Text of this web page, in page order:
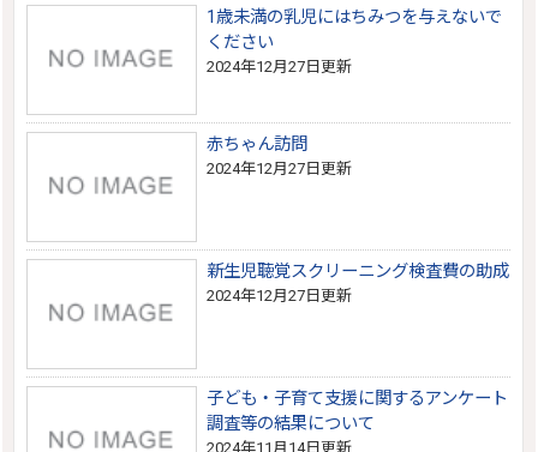
1歳未満の乳児にはちみつを与えないで
ください
2024年12月27日更新
赤ちゃん訪問
2024年12月27日更新
新生児聴覚スクリーニング検査費の助成
2024年12月27日更新
子ども・子育て支援に関するアンケート
調査等の結果について
2024年11月14日更新